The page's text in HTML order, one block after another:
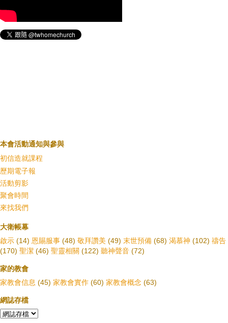
本會活動通知與參與
初信造就課程
歷期電子報
活動剪影
聚會時間
來找我們
大衛帳幕
啟示 (14) 恩賜服事 (48) 敬拜讚美 (49) 末世預備 (68) 渴慕神 (102) 禱告
(170) 聖潔 (46) 聖靈相關 (122) 聽神聲音 (72)
家的教會
家教會信息 (45) 家教會實作 (60) 家教會概念 (63)
網誌存檔